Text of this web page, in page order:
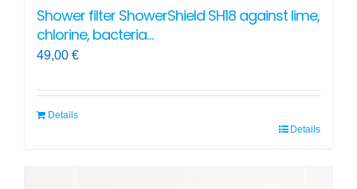
Shower filter ShowerShield SH18 against lime,
chlorine, bacteria…
49,00 €
Details
Details